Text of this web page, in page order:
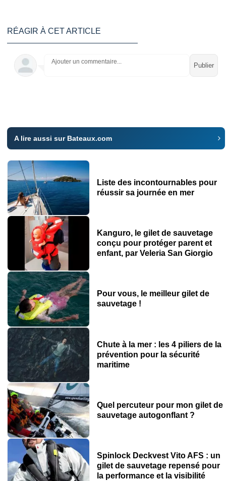
RÉAGIR À CET ARTICLE
Ajouter un commentaire...
A lire aussi sur Bateaux.com
Liste des incontournables pour
réussir sa journée en mer
Kanguro, le gilet de sauvetage
conçu pour protéger parent et
enfant, par Veleria San Giorgio
Pour vous, le meilleur gilet de
sauvetage !
Chute à la mer : les 4 piliers de la
prévention pour la sécurité
maritime
Quel percuteur pour mon gilet de
sauvetage autogonflant ?
Spinlock Deckvest Vito AFS : un
gilet de sauvetage repensé pour
la performance et la visibilité